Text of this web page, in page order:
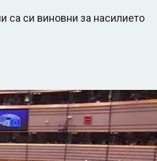
са си виновни за насилието